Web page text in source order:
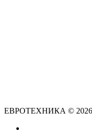
ЕВРОТЕХНИКА © 2026